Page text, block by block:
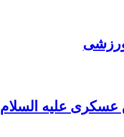
علیه السلام